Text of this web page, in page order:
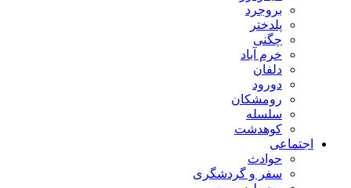
بروجرد
پلدختر
چگنی
خرم آباد
دلفان
دورود
رومشکان
سلسله
کوهدشت
اجتماعی
حوادث
سفر و گردشگری